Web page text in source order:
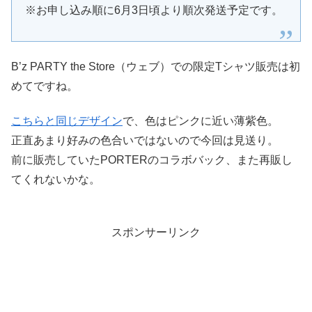
※お申し込み順に6月3日頃より順次発送予定です。
B’z PARTY the Store（ウェブ）での限定Tシャツ販売は初
めてですね。
こちらと同じデザインで、色はピンクに近い薄紫色。
正直あまり好みの色合いではないので今回は見送り。
前に販売していたPORTERのコラボバック、また再販し
てくれないかな。
スポンサーリンク